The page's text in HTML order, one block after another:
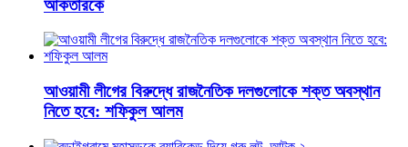
আকতারকে
আওয়ামী লীগের বিরুদ্ধে রাজনৈতিক দলগুলোকে শক্ত অবস্থান
নিতে হবে: শফিকুল আলম